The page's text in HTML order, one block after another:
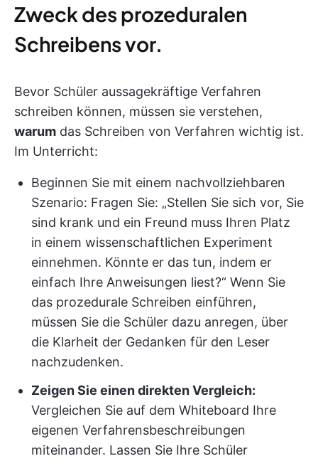
Zweck des prozeduralen
Schreibens vor.
Bevor Schüler aussagekräftige Verfahren
schreiben können, müssen sie verstehen,
warum das Schreiben von Verfahren wichtig ist.
Im Unterricht:
Beginnen Sie mit einem nachvollziehbaren
Szenario: Fragen Sie: „Stellen Sie sich vor, Sie
sind krank und ein Freund muss Ihren Platz
in einem wissenschaftlichen Experiment
einnehmen. Könnte er das tun, indem er
einfach Ihre Anweisungen liest?“ Wenn Sie
das prozedurale Schreiben einführen,
müssen Sie die Schüler dazu anregen, über
die Klarheit der Gedanken für den Leser
nachzudenken.
Zeigen Sie einen direkten Vergleich:
Vergleichen Sie auf dem Whiteboard Ihre
eigenen Verfahrensbeschreibungen
miteinander. Lassen Sie Ihre Schüler